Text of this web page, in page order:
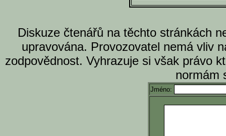
Diskuze čtenářů na těchto stránkách
upravována. Provozovatel nemá vliv
zodpovědnost. Vyhrazuje si však právo
normám
Jméno: